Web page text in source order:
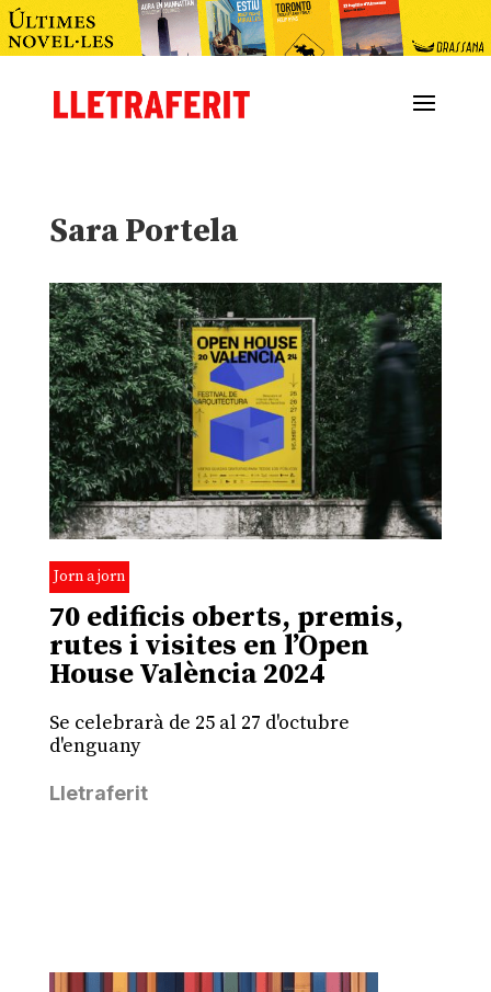
Sara Portela
Jorn a jorn
70 edificis oberts, premis,
rutes i visites en l’Open
House València 2024
Se celebrarà de 25 al 27 d'octubre
d'enguany
Lletraferit